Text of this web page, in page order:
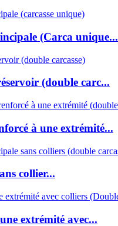
(Carca unique...
(double carc...
à une extrémité...
collier...
extrémité avec...